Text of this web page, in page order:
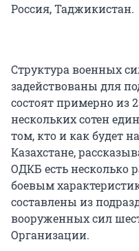
Россия, Таджикистан.
Структура военных
задействованы для
состоят примерно из
нескольких сотен
том, кто и как будет
Казахстане,
ОДКБ есть несколько
боевым
составлены из
вооруженных сил
Организации.